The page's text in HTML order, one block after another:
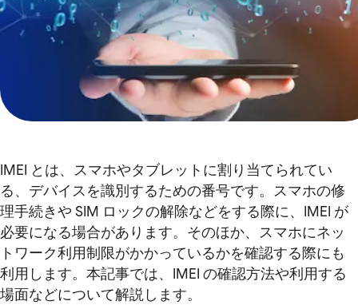
IMEI とは、スマホやタブレットに割り当てられてい
る、デバイスを識別するための番号です。スマホの修
理手続きや SIM ロックの解除などをする際に、IMEI が
必要になる場合があります。そのほか、スマホにネッ
トワーク利用制限がかかっているかを確認する際にも
利用します。本記事では、IMEI の確認方法や利用する
場面などについて解説します。